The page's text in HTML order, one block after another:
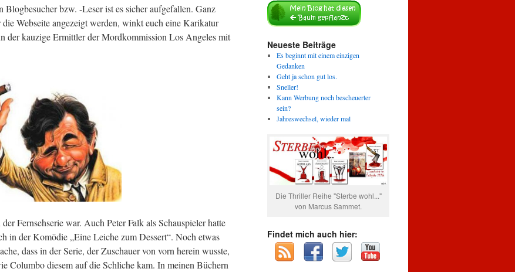
Blogbesucher bzw. -Leser ist es sicher aufgefallen. Ganz
Webseite angezeigt werden, winkt euch eine Karikatur
der kauzige Ermittler der Mordkommission Los Angeles mit
Fernsehserie war. Auch Peter Falk als Schauspieler hatte
in der Komödie „Eine Leiche zum Dessert“. Noch etwas
dass in der Serie, der Zuschauer von vorn herein wusste,
Columbo diesem auf die Schliche kam. In meinen Büchern
Neueste Beiträge
Es beginnt mit einem einzigen
Gedanken
Geht ja schon gut los.
Sneller!
Kann Werbung noch bescheuerter
sein?
Jahreswechsel, wieder mal
Die Thriller Reihe "Sterbe wohl..."
von Marcus Sammet.
Findet mich auch hier: